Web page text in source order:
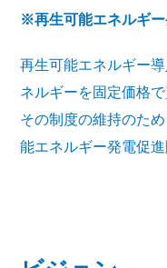
※再生可能エネルギ
再生可能エネルギー
ネルギーを固定価格
その制度の維持のた
能エネルギー発電促